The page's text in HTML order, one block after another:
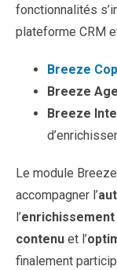
fonctionnalités
plateforme CRM
Breeze
Breeze
Breeze
Le module
accompagner l’
l’enrichissement
contenu et l’
finalement